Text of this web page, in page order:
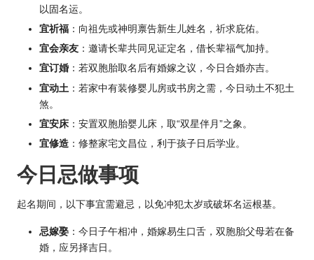
以固名运。
宜祈福 ：向祖先或神明禀告新生儿姓名，祈求庇佑。
宜会亲友 ：邀请长辈共同见证定名，借长辈福气加持。
宜订婚 ：若双胞胎取名后有婚嫁之议，今日合婚亦吉。
宜动土 ：若家中有装修婴儿房或书房之需，今日动土不犯土
煞。
宜安床 ：安置双胞胎婴儿床，取“双星伴月”之象。
宜修造 ：修整家宅文昌位，利于孩子日后学业。
今日忌做事项
起名期间，以下事宜需避忌，以免冲犯太岁或破坏名运根基。
忌嫁娶 ：今日子午相冲，婚嫁易生口舌，双胞胎父母若在备
婚，应另择吉日。